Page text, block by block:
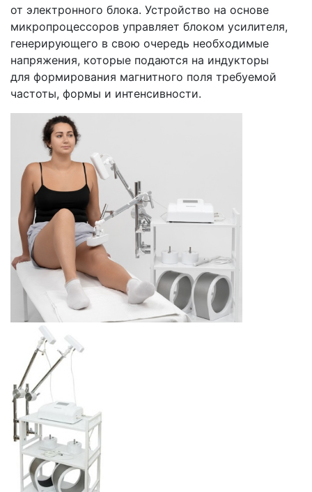
от электронного блока. Устройство на основе
микропроцессоров управляет блоком усилителя,
генерирующего в свою очередь необходимые
напряжения, которые подаются на индукторы
для формирования магнитного поля требуемой
частоты, формы и интенсивности.